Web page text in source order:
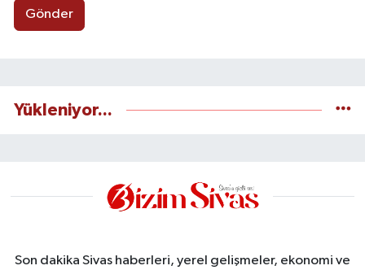
Gönder
Yükleniyor...
Son dakika Sivas haberleri, yerel gelişmeler, ekonomi ve